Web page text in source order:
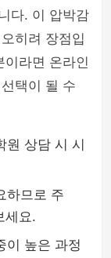
다. 이 압박감
히려 장점입
라면 온라인
택이 될 수
원 상담 시 시
하므로 주
세요.
이 높은 과정